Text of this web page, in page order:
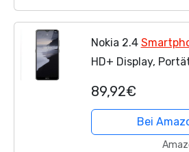
Nokia 2.4
HD+ Display,
Laufzeit,
robustes Design,
89,92€
Bei